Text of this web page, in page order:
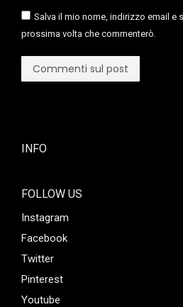
Salva il mio nome, indirizzo email e
prossima volta che commenterò.
Commenti sul post
INFO
FOLLOW US
Instagram
Facebook
Twitter
Pinterest
Youtube